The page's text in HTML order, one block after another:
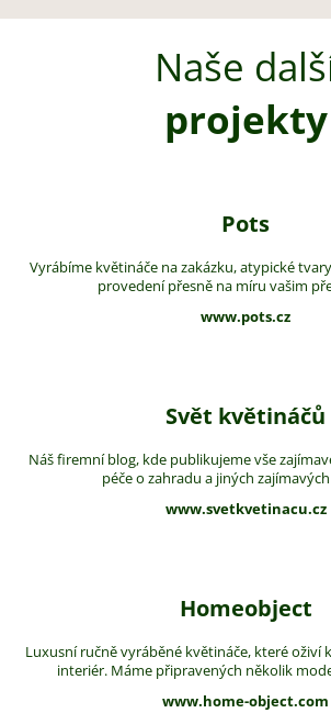
Naše
projekty
Pots
Vyrábíme květináče na zakázku, atypické
provedení přesně na míru vašim
www.pots.cz
Svět květináčů
Náš firemní blog, kde publikujeme vše
péče o zahradu a jiných
www.svetkvetinacu.cz
Homeobject
Luxusní ručně vyráběné květináče, které oživí
interiér. Máme připravených několik
www.home-object.com